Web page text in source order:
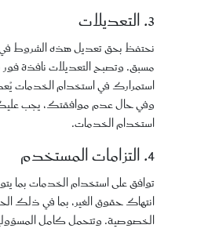
3. التعديلات
نحتفظ بحق تعديل هذه الشروط
مسبق. وتصبح التعديلات نافذة فور
استمرارك في استخدام الخدمات
وفي حال عدم موافقتك، يجب
استخدام الخدمات.
4. التزامات المستخدم
توافق على استخدام الخدمات بما
انتهاك حقوق الغير، بما في ذلك
الخصوصية. وتتحمل كامل